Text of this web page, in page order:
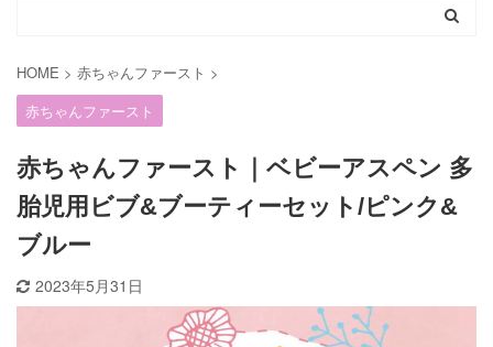
HOME > 赤ちゃんファースト >
赤ちゃんファースト
赤ちゃんファースト｜ベビーアスペン 多
胎児用ビブ&ブーティーセット/ピンク&
ブルー
2023年5月31日